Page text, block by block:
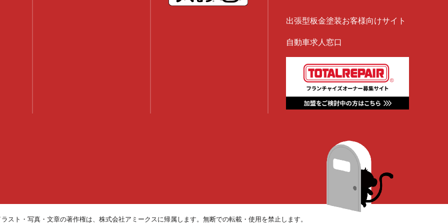
出張型板金塗装お客様向けサイト
自動車求人窓口
スト・写真・文章の著作権は、株式会社アミークスに帰属します。無断での転載・使用を禁止します。